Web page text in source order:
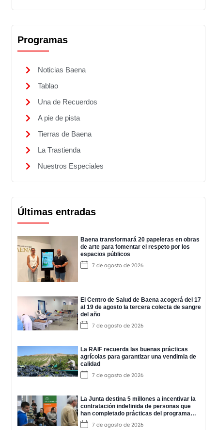
Programas
Noticias Baena
Tablao
Una de Recuerdos
A pie de pista
Tierras de Baena
La Trastienda
Nuestros Especiales
Últimas entradas
Baena transformará 20 papeleras en obras
de arte para fomentar el respeto por los
espacios públicos
7 de agosto de 2026
El Centro de Salud de Baena acogerá del 17
al 19 de agosto la tercera colecta de sangre
del año
7 de agosto de 2026
La RAIF recuerda las buenas prácticas
agrícolas para garantizar una vendimia de
calidad
7 de agosto de 2026
La Junta destina 5 millones a incentivar la
contratación indefinida de personas que
han completado prácticas del programa
EPES
7 de agosto de 2026